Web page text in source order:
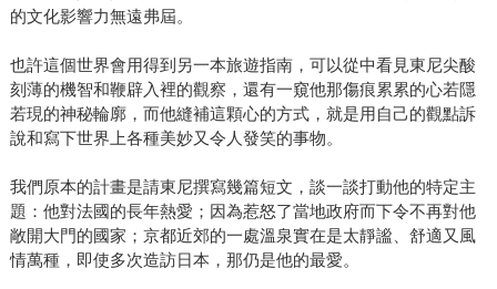
的文化影響力無遠弗屆。
也許這個世界會用得到另一本旅遊指南，可以從中看見東尼尖酸
刻薄的機智和鞭辟入裡的觀察，還有一窺他那傷痕累累的心若隱
若現的神秘輪廓，而他縫補這顆心的方式，就是用自己的觀點訴
說和寫下世界上各種美妙又令人發笑的事物。
我們原本的計畫是請東尼撰寫幾篇短文，談一談打動他的特定主
題：他對法國的長年熱愛；因為惹怒了當地政府而下令不再對他
敞開大門的國家；京都近郊的一處溫泉實在是太靜謐、舒適又風
情萬種，即使多次造訪日本，那仍是他的最愛。